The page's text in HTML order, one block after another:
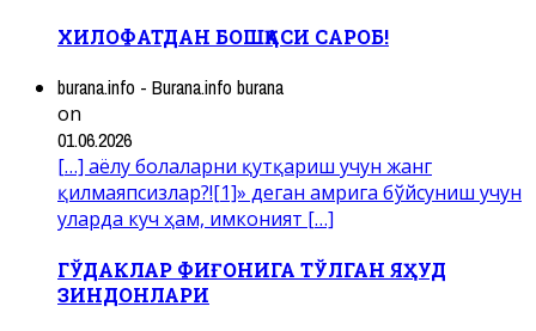
ХИЛОФАТДАН БОШҚАСИ САРОБ!
burana.info - Burana.info burana
on
01.06.2026
[…] аёлу болаларни қутқариш учун жанг
қилмаяпсизлар?![1]» деган амрига бўйсуниш учун
уларда куч ҳам, имконият […]
ГЎДАКЛАР ФИҒОНИГА ТЎЛГАН ЯҲУД
ЗИНДОНЛАРИ